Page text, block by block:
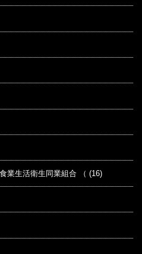
業生活衛生同業組合 （ (16)